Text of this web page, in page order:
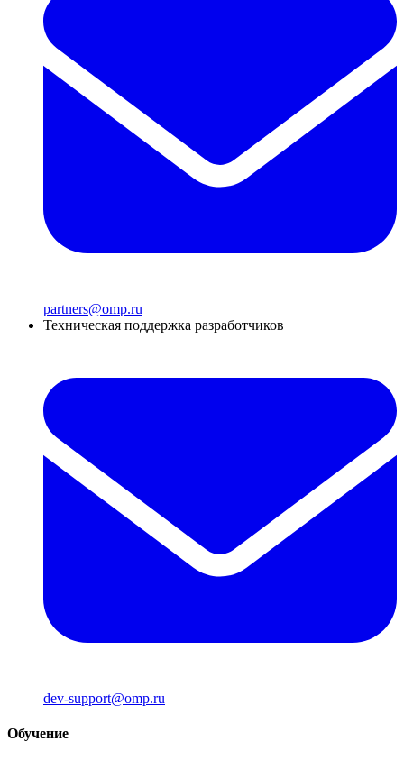
partners@omp.ru
Техническая поддержка разработчиков
dev-support@omp.ru
Обучение